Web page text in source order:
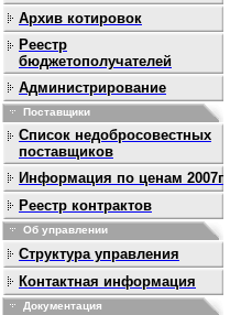
Архив котировок
Реестр
бюджетополучателей
Администрирование
Поставщики
Список недобросовестных
поставщиков
Информация по ценам 2007г
Реестр контрактов
Об управлении
Структура управления
Контактная информация
Документация